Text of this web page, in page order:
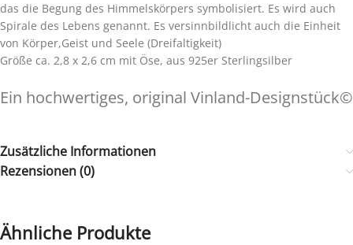
das die Begung des Himmelskörpers symbolisiert. Es wird auch
Spirale des Lebens genannt. Es versinnbildlicht auch die Einheit
von Körper,Geist und Seele (Dreifaltigkeit)
Größe ca. 2,8 x 2,6 cm mit Öse, aus 925er Sterlingsilber
Ein hochwertiges, original Vinland-Designstück©
Zusätzliche Informationen
Rezensionen (0)
Ähnliche Produkte